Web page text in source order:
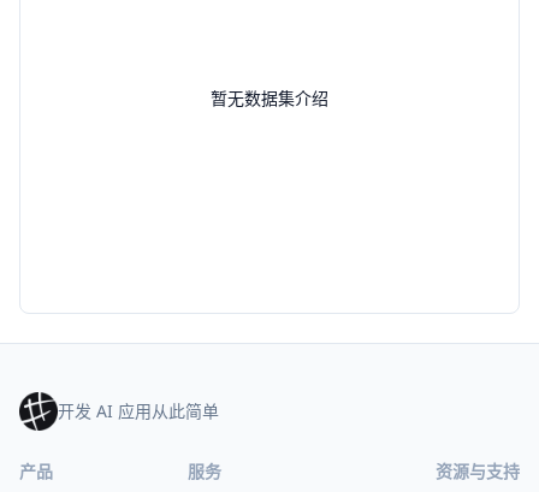
暂无数据集介绍
开发 AI 应用从此简单
产品 服务 资源与支持